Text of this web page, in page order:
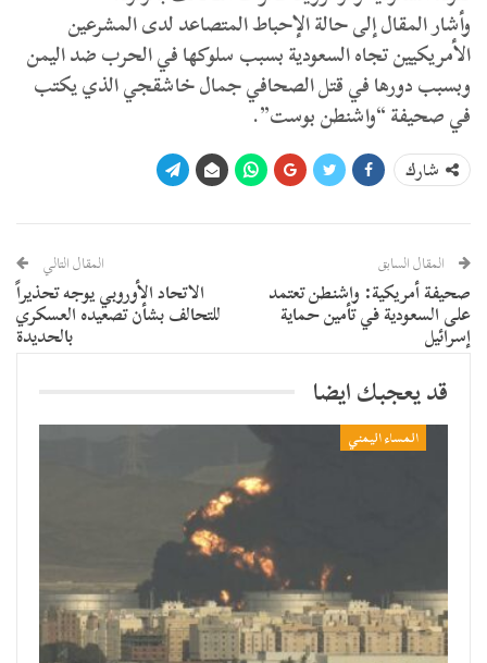
وأشار المقال إلى حالة الإحباط المتصاعد لدى المشرعين
الأمريكيين تجاه السعودية بسبب سلوكها في الحرب ضد اليمن
وبسبب دورها في قتل الصحافي جمال خاشقجي الذي يكتب
في صحيفة “واشنطن بوست”.
شارك
المقال السابق
صحيفة أمريكية: واشنطن تعتمد
على السعودية في تأمين حماية
إسرائيل
المقال التالي
الاتحاد الأوروبي يوجه تحذيراً
للتحالف بشأن تصعيده العسكري
بالحديدة
قد يعجبك ايضا
المساء اليمني